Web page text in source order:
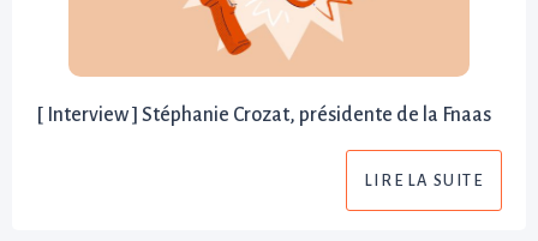
[ Interview ] Stéphanie Crozat, présidente de la Fnaas
LIRE LA SUITE